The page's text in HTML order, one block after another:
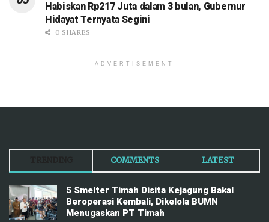
Habiskan Rp217 Juta dalam 3 bulan, Gubernur
Hidayat Ternyata Segini
0 SHARES
ADVERTISEMENT
COMMENTS LATEST
5 Smelter Timah Disita Kejagung Bakal
Beroperasi Kembali, Dikelola BUMN
Menugaskan PT Timah